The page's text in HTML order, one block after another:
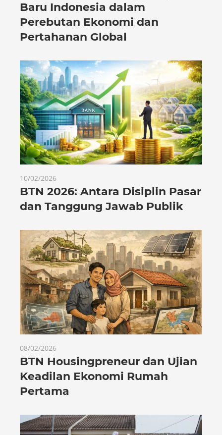
Baru Indonesia dalam
Perebutan Ekonomi dan
Pertahanan Global
10/02/2026
BTN 2026: Antara Disiplin Pasar
dan Tanggung Jawab Publik
08/02/2026
BTN Housingpreneur dan Ujian
Keadilan Ekonomi Rumah
Pertama